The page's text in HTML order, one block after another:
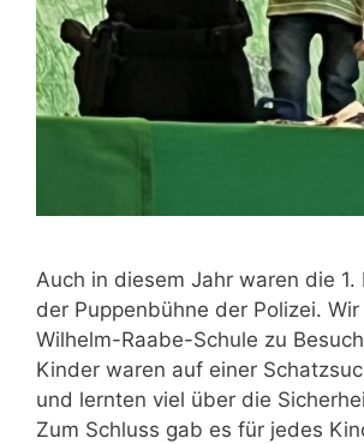
Auch in diesem Jahr waren die 1.
der Puppenbühne der Polizei.
Wilhelm-Raabe-Schule zu
Kinder waren auf einer
und lernten viel über die
Zum Schluss gab es für jedes